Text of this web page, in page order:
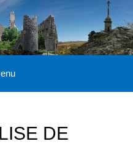
DE